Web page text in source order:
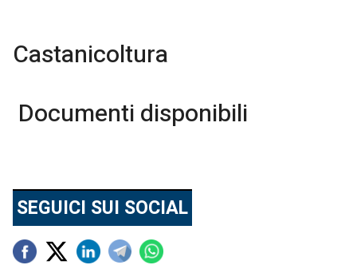
Castanicoltura
Documenti disponibili
SEGUICI SUI SOCIAL